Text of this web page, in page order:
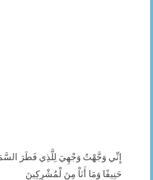
إِنِّي وَجَّهْتُ وَجْهِيَ لِلَّذِي فَطَرَ
حَنِيفًا وَمَا أَنَاْ مِنَ لْمُشْرِكِينَ